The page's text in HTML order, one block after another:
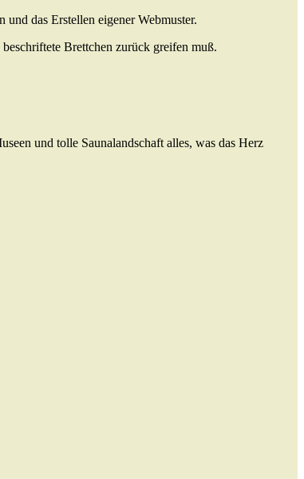
das Erstellen eigener Webmuster.
Brettchen zurück greifen muß.
und tolle Saunalandschaft alles, was das Herz